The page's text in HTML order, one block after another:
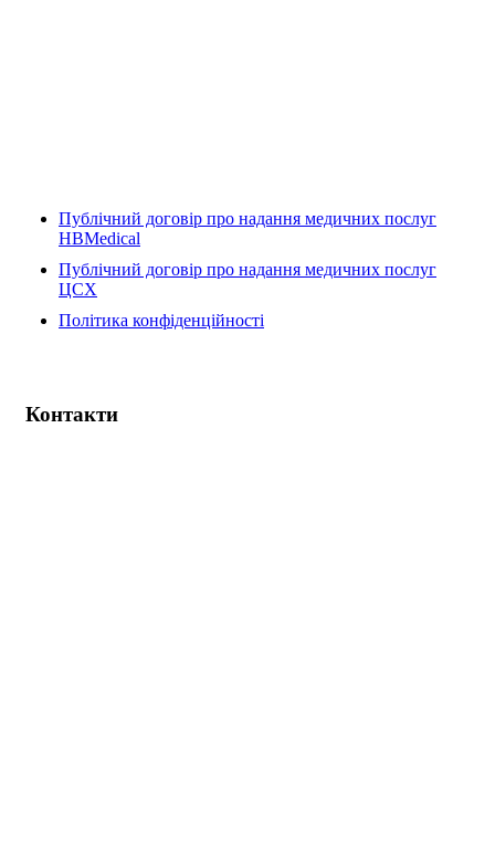
Публічний договір про надання медичних послуг
HBMedical
Публічний договір про надання медичних послуг
ЦСХ
Політика конфіденційності
Контакти